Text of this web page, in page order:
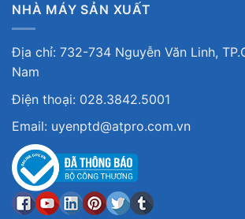
NHÀ MÁY SẢN XUẤT
Địa chỉ: 732-734 Nguyễn Văn Linh,
Nam
Điện thoại: 028.3842.5001
Email: uyenptd@atpro.com.vn